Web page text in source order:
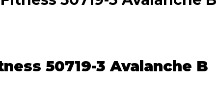
50719-3 Avalanche B